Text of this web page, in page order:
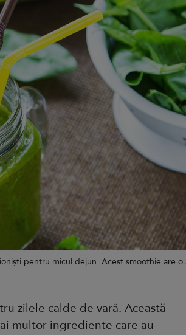
pentru micul dejun. Acest smoothie are o
zilele calde de vară. Această
multor ingrediente care au